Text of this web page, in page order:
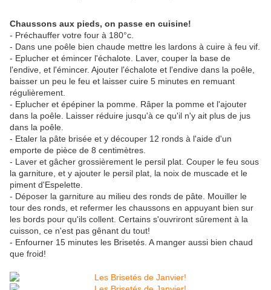
Chaussons aux pieds, on passe en cuisine!
- Préchauffer votre four à 180°c.
- Dans une poêle bien chaude mettre les lardons à cuire à feu vif.
- Eplucher et émincer l'échalote. Laver, couper la base de
l'endive, et l'émincer. Ajouter l'échalote et l'endive dans la poêle,
baisser un peu le feu et laisser cuire 5 minutes en remuant
régulièrement.
- Eplucher et épépiner la pomme. Râper la pomme et l'ajouter
dans la poêle. Laisser réduire jusqu'à ce qu'il n'y ait plus de jus
dans la poêle.
- Etaler la pâte brisée et y découper 12 ronds à l'aide d'un
emporte de pièce de 8 centimètres.
- Laver et gâcher grossièrement le persil plat. Couper le feu sous
la garniture, et y ajouter le persil plat, la noix de muscade et le
piment d'Espelette.
- Déposer la garniture au milieu des ronds de pâte. Mouiller le
tour des ronds, et refermer les chaussons en appuyant bien sur
les bords pour qu'ils collent. Certains s'ouvriront sûrement à la
cuisson, ce n'est pas gênant du tout!
- Enfourner 15 minutes les Brisetés. A manger aussi bien chaud
que froid!